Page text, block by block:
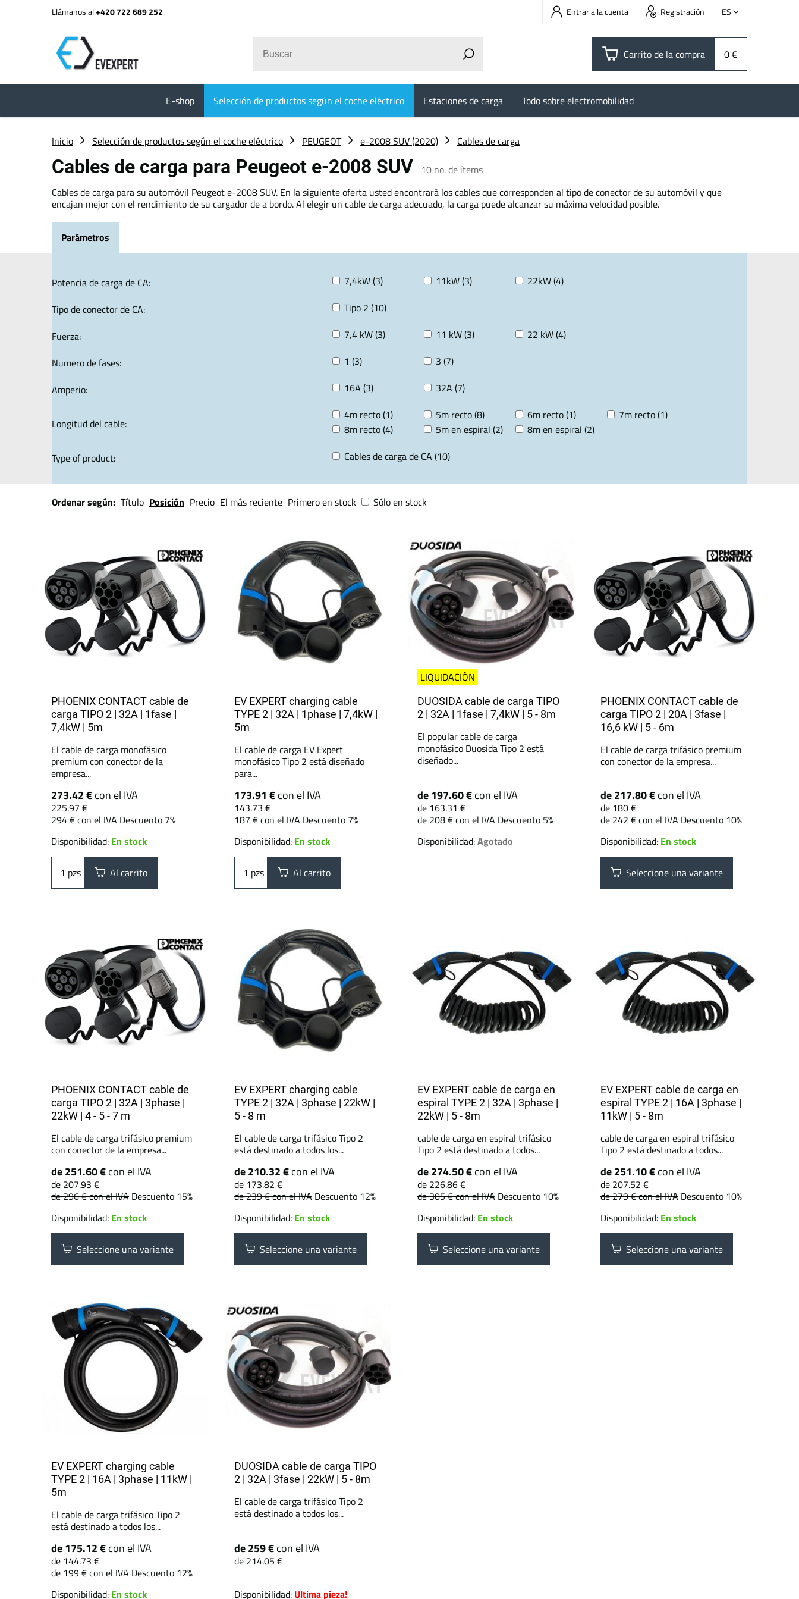
Llámanos al+420 722 689 252 Entrar a la cuenta Registración ES
Carrito de la compra 0 €
E-shop Selección de productos según el coche eléctrico Estaciones de carga Todo sobre electromobilidad
Inicio Selección de productos según el coche eléctrico PEUGEOT e-2008 SUV (2020) Cables de carga
Cables de carga para Peugeot e-2008 SUV 10 no. de ítems
Cables de carga para su automóvil Peugeot e-2008 SUV. En la siguiente oferta usted encontrará los cables que corresponden al tipo de conector de su automóvil y que
encajan mejor con el rendimiento de su cargador de a bordo. Al elegir un cable de carga adecuado, la carga puede alcanzar su máxima velocidad posible.
Parámetros
Potencia de carga de CA: 7,4kW (3) 11kW (3)
22kW (4)
Tipo de conector de CA:
Tipo 2 (10)
Fuerza:
7,4 kW (3) 11 kW (3)
22 kW (4)
Numero de fases:
1 (3)
3 (7)
Amperio:
16A (3) 32A (7)
Longitud del cable:
4m recto (1) 5m recto (8) 6m recto (1)
7m recto (1)
8m recto (4)
5m en espiral (2)
8m en espiral (2)
Type of product:
Cables de carga de CA (10)
Ordenar según: Título Posición Precio El más reciente Primero en stock Sólo en stock
PHOENIX CONTACT cable de
carga TIPO 2 | 32A | 1fase |
7,4kW | 5m
El cable de carga monofásico
premium con conector de la
empresa...
273.42 €con el IVA
225.97 €
294 €con el IVA Descuento 7%
Disponibilidad: En stock
pzs Al carrito
EV EXPERT charging cable
TYPE 2 | 32A | 1phase | 7,4kW |
5m
El cable de carga EV Expert
monofásico Tipo 2 está diseñado
para...
173.91 €con el IVA
143.73 €
187 €con el IVA Descuento 7%
Disponibilidad: En stock
pzs Al carrito
LIQUIDACIÓN
DUOSIDA cable de carga TIPO
2 | 32A | 1fase | 7,4kW | 5 - 8m
El popular cable de carga
monofásico Duosida Tipo 2 está
diseñado...
de 197.60 €con el IVA
de 163.31 €
de 208 €con el IVA Descuento 5%
Disponibilidad:Agotado
PHOENIX CONTACT cable de
carga TIPO 2 | 20A | 3fase |
16,6 kW | 5 - 6m
El cable de carga trifásico premium
con conector de la empresa...
de 217.80 €con el IVA
de 180 €
de 242 €con el IVA Descuento 10%
Disponibilidad: En stock
Seleccione una variante
PHOENIX CONTACT cable de
carga TIPO 2 | 32A | 3phase |
22kW | 4 - 5 - 7 m
El cable de carga trifásico premium
con conector de la empresa...
de 251.60 €con el IVA
de 207.93 €
de 296 €con el IVA Descuento 15%
Disponibilidad: En stock
Seleccione una variante
EV EXPERT charging cable
TYPE 2 | 32A | 3phase | 22kW |
5 - 8 m
El cable de carga trifásico Tipo 2
está destinado a todos los...
de 210.32 €con el IVA
de 173.82 €
de 239 €con el IVA Descuento 12%
Disponibilidad: En stock
Seleccione una variante
EV EXPERT cable de carga en
espiral TYPE 2 | 32A | 3phase |
22kW | 5 - 8m
cable de carga en espiral trifásico
Tipo 2 está destinado a todos...
de 274.50 €con el IVA
de 226.86 €
de 305 €con el IVA Descuento 10%
Disponibilidad: En stock
Seleccione una variante
EV EXPERT cable de carga en
espiral TYPE 2 | 16A | 3phase |
11kW | 5 - 8m
cable de carga en espiral trifásico
Tipo 2 está destinado a todos...
de 251.10 €con el IVA
de 207.52 €
de 279 €con el IVA Descuento 10%
Disponibilidad: En stock
Seleccione una variante
EV EXPERT charging cable
TYPE 2 | 16A | 3phase | 11kW |
5m
El cable de carga trifásico Tipo 2
está destinado a todos los...
de 175.12 €con el IVA
de 144.73 €
de 199 €con el IVA Descuento 12%
Disponibilidad: En stock
DUOSIDA cable de carga TIPO
2 | 32A | 3fase | 22kW | 5 - 8m
El cable de carga trifásico Tipo 2
está destinado a todos los...
de 259 €con el IVA
de 214.05 €
Disponibilidad: Ultima pieza!